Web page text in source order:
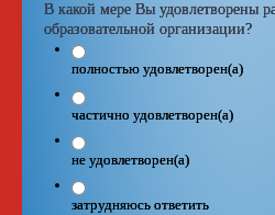
В какой мере Вы удовлетворены
образовательной организации?
полностью удовлетворен(а)
частично удовлетворен(а)
не удовлетворен(а)
затрудняюсь ответить